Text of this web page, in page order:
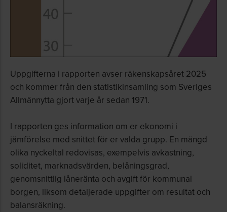
Uppgifterna i rapporten avser räkenskapsåret 2025
och kommer från den statistikinsamling som Sveriges
Allmännytta gjort varje år sedan 1971.
I rapporten ges information om er ekonomi i
jämförelse med snittet för er valda grupp. En mängd
olika nyckeltal redovisas, exempelvis avkastning,
soliditet, marknadsvärden, belåningsgrad,
genomsnittlig låneränta och avgift för kommunal
borgen, liksom detaljerade uppgifter om resultat och
balansräkning.